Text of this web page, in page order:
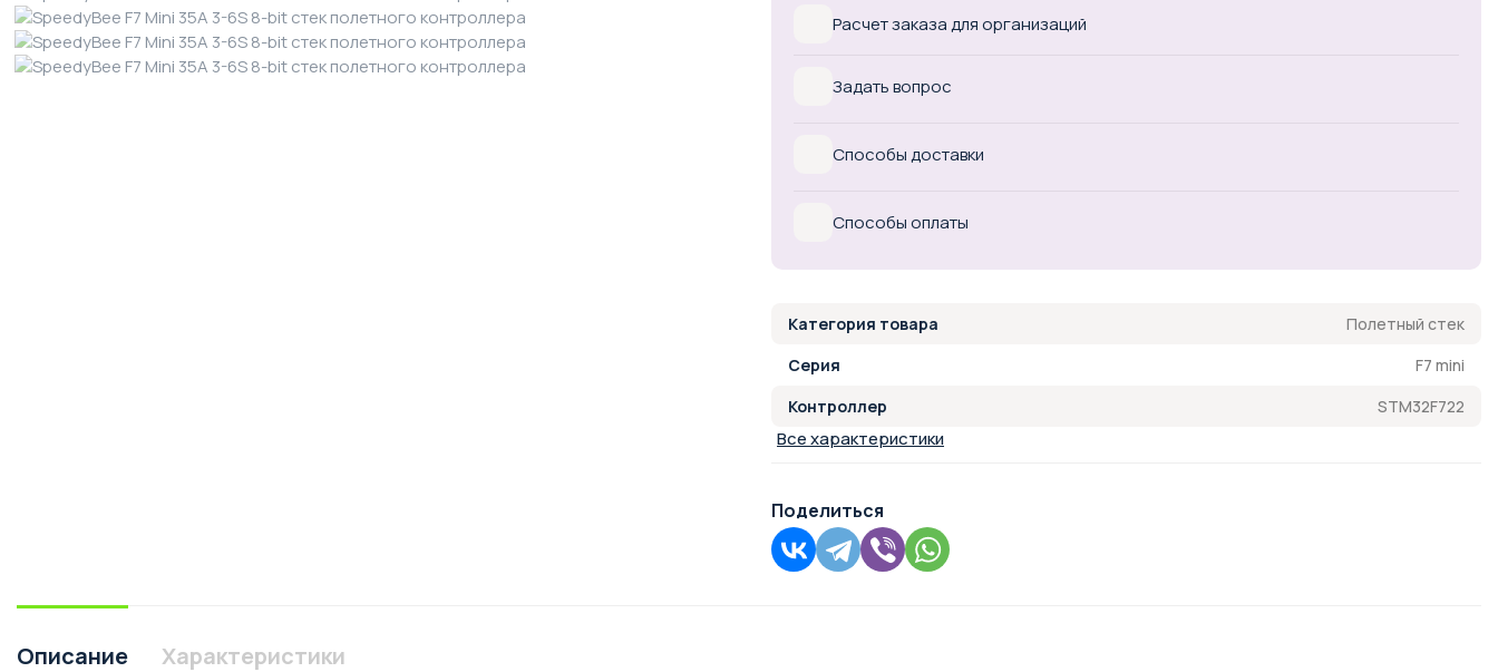
Расчет заказа для организаций
Задать вопрос
Способы доставки
Способы оплаты
Категория товара
Полетный стек
Серия
F7 mini
Контроллер
STM32F722
Все характеристики
Поделиться
Описание Характеристики